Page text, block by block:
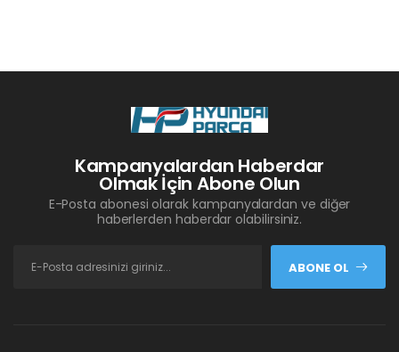
Kampanyalardan Haberdar
Olmak İçin Abone Olun
E-Posta abonesi olarak kampanyalardan ve diğer
haberlerden haberdar olabilirsiniz.
ABONE OL